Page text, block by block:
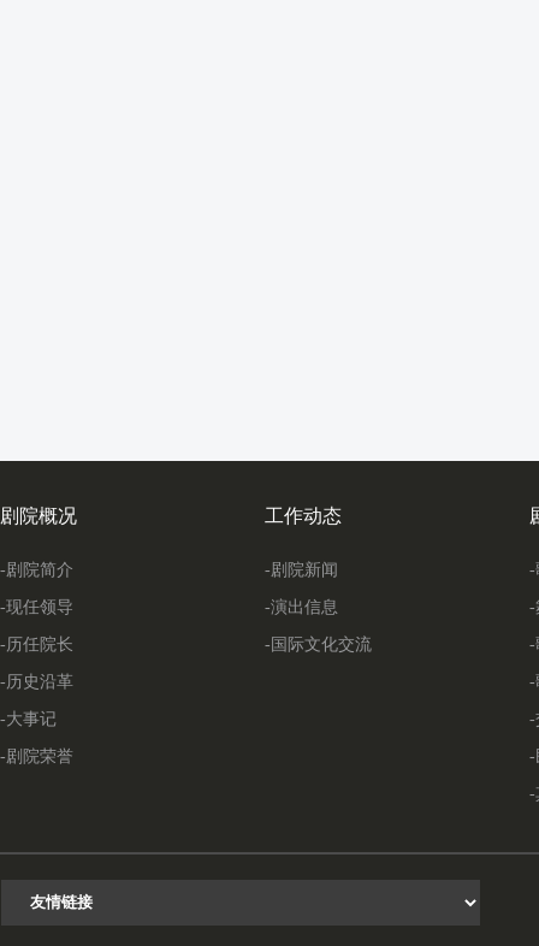
剧院概况
-剧院简介
-现任领导
-历任院长
-历史沿革
-大事记
-剧院荣誉
工作动态
-剧院新闻
-演出信息
-国际文化交流
-
-
-
-
-
-
-